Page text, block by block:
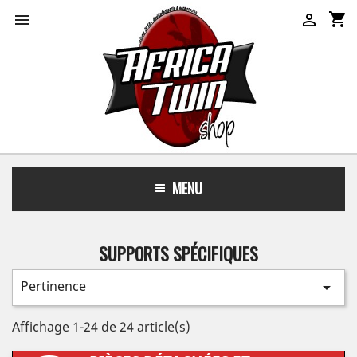
 shopping_cart

MENU
SUPPORTS SPÉCIFIQUES
Pertinence 
Affichage 1-24 de 24 article(s)